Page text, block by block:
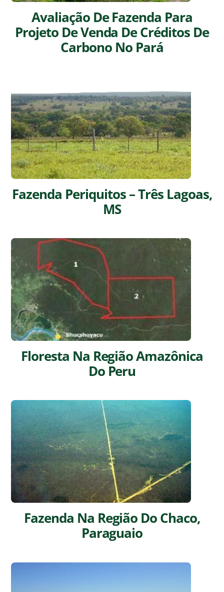
Avaliação De Fazenda Para
Projeto De Venda De Créditos De
Carbono No Pará
Fazenda Periquitos – Três Lagoas,
MS
Floresta Na Região Amazônica
Do Peru
Fazenda Na Região Do Chaco,
Paraguaio